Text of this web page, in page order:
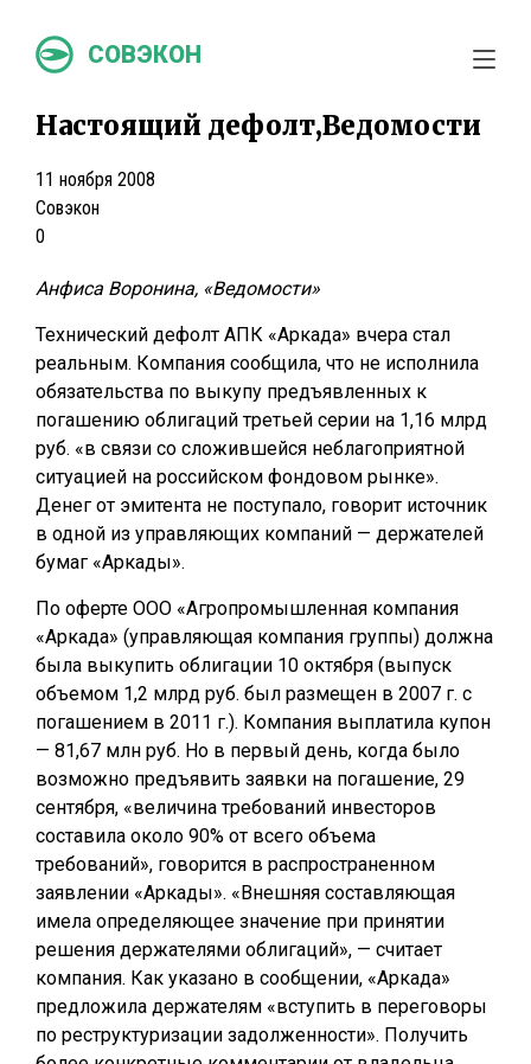
СОВЭКОН
Настоящий дефолт,Ведомости
11 ноября 2008
Совэкон
0
Анфиса Воронина, «Ведомости»
Технический дефолт АПК «Аркада» вчера стал
реальным. Компания сообщила, что не исполнила
обязательства по выкупу предъявленных к
погашению облигаций третьей серии на 1,16 млрд
руб. «в связи со сложившейся неблагоприятной
ситуацией на российском фондовом рынке».
Денег от эмитента не поступало, говорит источник
в одной из управляющих компаний — держателей
бумаг «Аркады».
По оферте ООО «Агропромышленная компания
«Аркада» (управляющая компания группы) должна
была выкупить облигации 10 октября (выпуск
объемом 1,2 млрд руб. был размещен в 2007 г. с
погашением в 2011 г.). Компания выплатила купон
— 81,67 млн руб. Но в первый день, когда было
возможно предъявить заявки на погашение, 29
сентября, «величина требований инвесторов
составила около 90% от всего объема
требований», говорится в распространенном
заявлении «Аркады». «Внешняя составляющая
имела определяющее значение при принятии
решения держателями облигаций», — считает
компания. Как указано в сообщении, «Аркада»
предложила держателям «вступить в переговоры
по реструктуризации задолженности». Получить